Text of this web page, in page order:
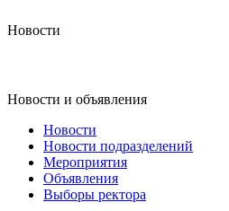
Новости
Новости и объявления
Новости
Новости подразделений
Мероприятия
Объявления
Выборы ректора